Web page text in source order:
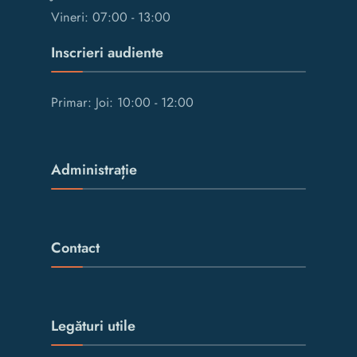
Vineri: 07:00 - 13:00
Inscrieri audiente
Primar: Joi: 10:00 - 12:00
Administrație
Contact
Legături utile